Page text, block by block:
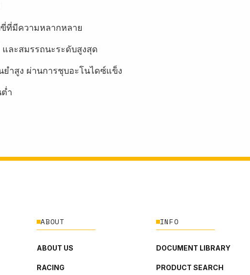
ขี่ที่มีความหลากหลาย
ละสมรรถนะระดับสูงสุด
ำสูง ผ่านการชุบอะโนไดซ์แข็ง
ำ
ABOUT
ABOUT US
RACING
INFO
DOCUMENT LIBRARY
PRODUCT SEARCH